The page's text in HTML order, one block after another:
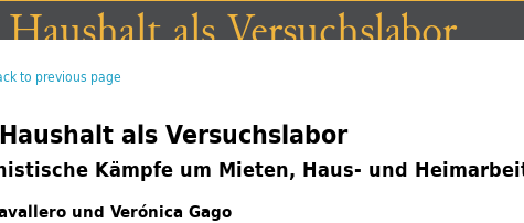
als Versuchslabor
to previous page
als Versuchslabor
Kämpfe um Mieten, Haus- und
und Verónica Gago